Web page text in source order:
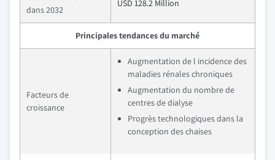
dans 2032
USD 128.2 Million
Principales tendances du marché
Facteurs de
croissance
Augmentation de l incidence des
maladies rénales chroniques
Augmentation du nombre de
centres de dialyse
Progrès technologiques dans la
conception des chaises